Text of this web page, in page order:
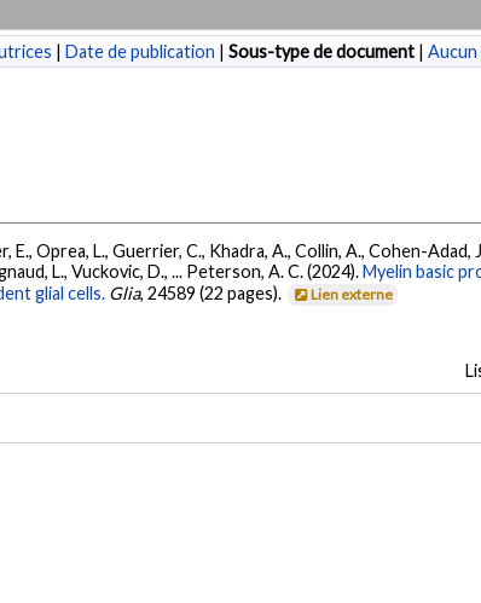
| Date de publication | Sous-type de document |
E., Oprea, L., Guerrier, C., Khadra, A., Collin, A., Cohen-Adad,
L., Vuckovic, D., ... Peterson, A. C. (2024).Myelin basic
glial cells. Glia, 24589 (22 pages). Lien externe